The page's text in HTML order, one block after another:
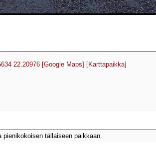
22.20976 [Google Maps] [Karttapaikka]
tällaiseen paikkaan.